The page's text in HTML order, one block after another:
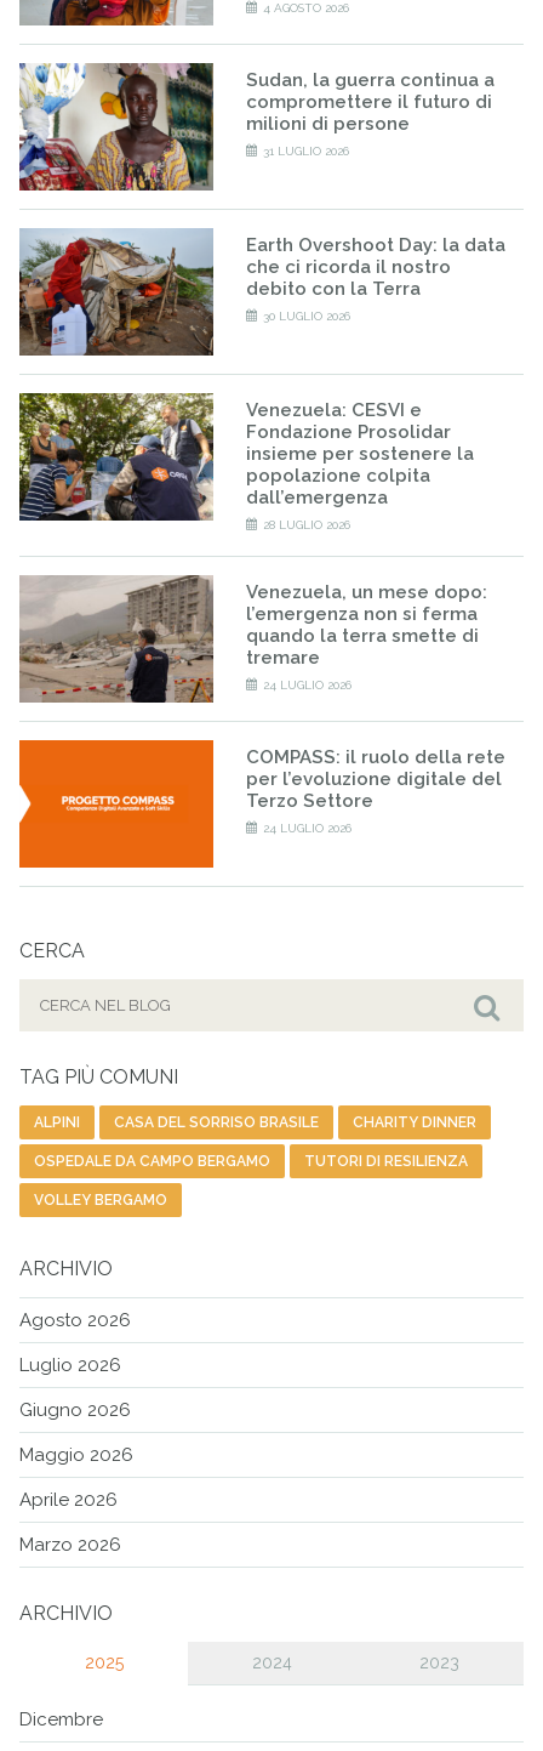
4 AGOSTO 2026
Sudan, la guerra continua a
compromettere il futuro di
milioni di persone
31 LUGLIO 2026
Earth Overshoot Day: la data
che ci ricorda il nostro
debito con la Terra
30 LUGLIO 2026
Venezuela: CESVI e
Fondazione Prosolidar
insieme per sostenere la
popolazione colpita
dall’emergenza
28 LUGLIO 2026
Venezuela, un mese dopo:
l’emergenza non si ferma
quando la terra smette di
tremare
24 LUGLIO 2026
COMPASS: il ruolo della rete
per l’evoluzione digitale del
Terzo Settore
24 LUGLIO 2026
CERCA
TAG PIÙ COMUNI
ALPINI CASA DEL SORRISO BRASILE CHARITY DINNER
OSPEDALE DA CAMPO BERGAMO TUTORI DI RESILIENZA
VOLLEY BERGAMO
ARCHIVIO
Agosto 2026
Luglio 2026
Giugno 2026
Maggio 2026
Aprile 2026
Marzo 2026
ARCHIVIO
2025 2024 2023
Dicembre